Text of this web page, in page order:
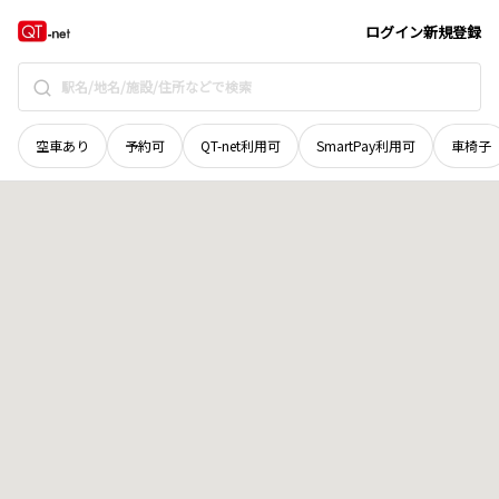
ログイン新規登録
空車あり 予約可 QT-net利用可 SmartPay利用可 車椅子
栃木県